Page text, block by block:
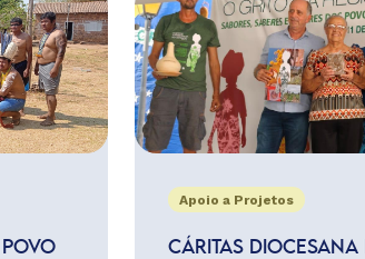
Apoio a Projetos
CÁRITAS